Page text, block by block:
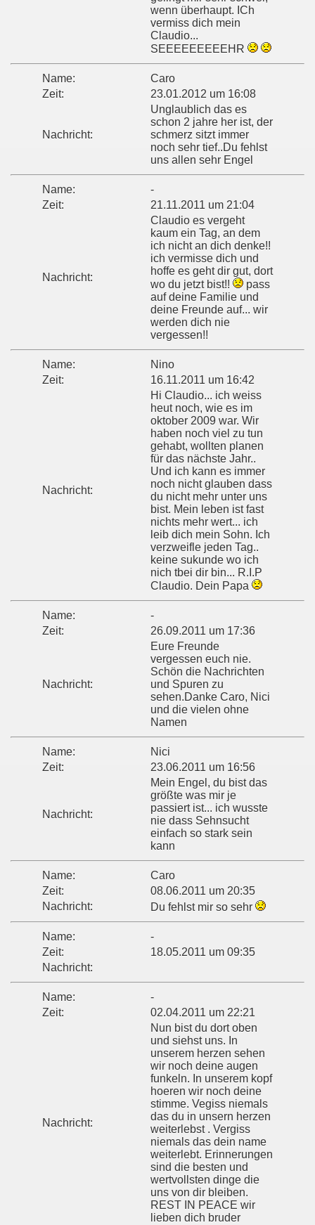
wenn überhaupt. ICh
vermiss dich mein
Claudio...
SEEEEEEEEEHR
Name:
Caro
Zeit:
23.01.2012 um 16:08
Nachricht:
Unglaublich das es
schon 2 jahre her ist, der
schmerz sitzt immer
noch sehr tief..Du fehlst
uns allen sehr Engel
Name:
-
Zeit:
21.11.2011 um 21:04
Nachricht:
Claudio es vergeht
kaum ein Tag, an dem
ich nicht an dich denke!!
ich vermisse dich und
hoffe es geht dir gut, dort
wo du jetzt bist!!
pass
auf deine Familie und
deine Freunde auf... wir
werden dich nie
vergessen!!
Name:
Nino
Zeit:
16.11.2011 um 16:42
Nachricht:
Hi Claudio... ich weiss
heut noch, wie es im
oktober 2009 war. Wir
haben noch viel zu tun
gehabt, wollten planen
für das nächste Jahr..
Und ich kann es immer
noch nicht glauben dass
du nicht mehr unter uns
bist. Mein leben ist fast
nichts mehr wert... ich
leib dich mein Sohn. Ich
verzweifle jeden Tag..
keine sukunde wo ich
nich tbei dir bin... R.I.P
Claudio. Dein Papa
Name:
-
Zeit:
26.09.2011 um 17:36
Nachricht:
Eure Freunde
vergessen euch nie.
Schön die Nachrichten
und Spuren zu
sehen.Danke Caro, Nici
und die vielen ohne
Namen
Name:
Nici
Zeit:
23.06.2011 um 16:56
Nachricht:
Mein Engel, du bist das
größte was mir je
passiert ist... ich wusste
nie dass Sehnsucht
einfach so stark sein
kann
Name:
Caro
Zeit:
08.06.2011 um 20:35
Nachricht:
Du fehlst mir so sehr
Name:
-
Zeit:
18.05.2011 um 09:35
Nachricht:
Name:
-
Zeit:
02.04.2011 um 22:21
Nachricht:
Nun bist du dort oben
und siehst uns. In
unserem herzen sehen
wir noch deine augen
funkeln. In unserem kopf
hoeren wir noch deine
stimme. Vegiss niemals
das du in unsern herzen
weiterlebst . Vergiss
niemals das dein name
weiterlebt. Erinnerungen
sind die besten und
wertvollsten dinge die
uns von dir bleiben.
REST IN PEACE wir
lieben dich bruder